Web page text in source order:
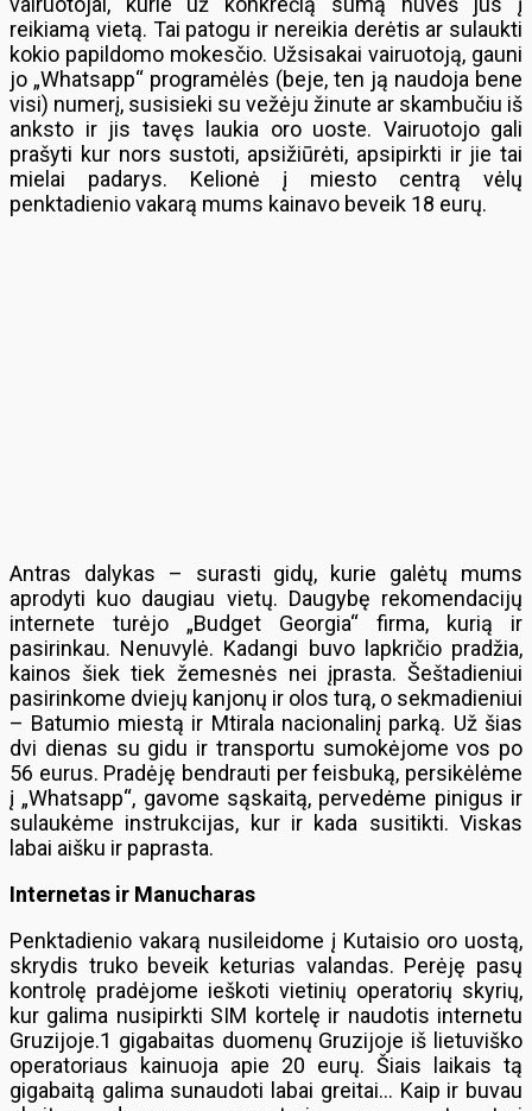
reikiamą vietą. Tai patogu ir nereikia derėtis ar sulaukti
kokio papildomo mokesčio. Užsisakai vairuotoją, gauni
jo „Whatsapp“ programėlės (beje, ten ją naudoja bene
visi) numerį, susisieki su vežėju žinute ar skambučiu iš
anksto ir jis tavęs laukia oro uoste. Vairuotojo gali
prašyti kur nors sustoti, apsižiūrėti, apsipirkti ir jie tai
mielai padarys. Kelionė į miesto centrą vėlų
penktadienio vakarą mums kainavo beveik 18 eurų.
Antras dalykas – surasti gidų, kurie galėtų mums
aprodyti kuo daugiau vietų. Daugybę rekomendacijų
internete turėjo „Budget Georgia“ firma, kurią ir
pasirinkau. Nenuvylė. Kadangi buvo lapkričio pradžia,
kainos šiek tiek žemesnės nei įprasta. Šeštadieniui
pasirinkome dviejų kanjonų ir olos turą, o sekmadieniui
– Batumio miestą ir Mtirala nacionalinį parką. Už šias
dvi dienas su gidu ir transportu sumokėjome vos po
56 eurus. Pradėję bendrauti per feisbuką, persikėlėme
į „Whatsapp“, gavome sąskaitą, pervedėme pinigus ir
sulaukėme instrukcijas, kur ir kada susitikti. Viskas
labai aišku ir paprasta.
Internetas ir Manucharas
Penktadienio vakarą nusileidome į Kutaisio oro uostą,
skrydis truko beveik keturias valandas. Perėję pasų
kontrolę pradėjome ieškoti vietinių operatorių skyrių,
kur galima nusipirkti SIM kortelę ir naudotis internetu
Gruzijoje.1 gigabaitas duomenų Gruzijoje iš lietuviško
operatoriaus kainuoja apie 20 eurų. Šiais laikais tą
gigabaitą galima sunaudoti labai greitai… Kaip ir buvau